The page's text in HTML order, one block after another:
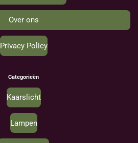
Over ons
Privacy Policy
Categorieën
Kaarslicht
Lampen